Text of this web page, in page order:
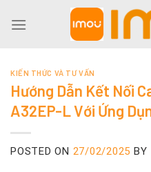
KIẾN THỨC VÀ TƯ VẤN
Hướng Dẫn Kết Nối
A32EP-L Với Ứng
POSTED ON 27/02/2025 BY